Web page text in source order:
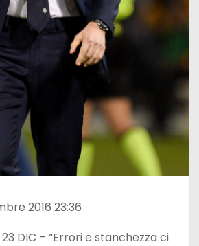
2016 23:36
23 DIC – “Errori e stanchezza ci